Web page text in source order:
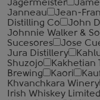
Jagermeister
Janneau
Jean-
Distilling Co
John
Johnnie Walker &
Sucesores
Jose
Jura Distillery
Shuzojo
Kakhetian
Brewing
Kaori
Khvanchkara Winery
Irish Whiskey Limited